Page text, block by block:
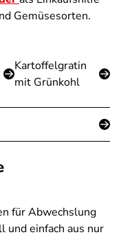
Gemüsesorten.
Kartoffelgratin
mit Grünkohl
für Abwechslung
und einfach aus nur